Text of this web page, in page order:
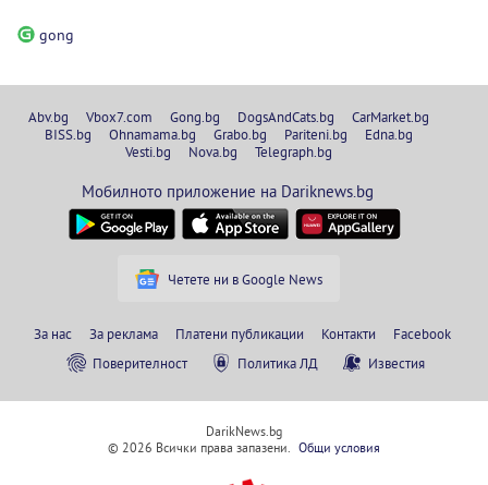
gong
Abv.bg Vbox7.com Gong.bg DogsAndCats.bg
CarMarket.bg
BISS.bg
Ohnamama.bg Grabo.bg Pariteni.bg
Edna.bg
Vesti.bg
Nova.bg Telegraph.bg
Мобилното приложение на Dariknews.bg
Четете ни в Google News
За нас За реклама Платени публикации Контакти
Facebook
Поверителност
Политика ЛД Известия
DarikNews.bg
© 2026 Всички права запазени. Общи условия